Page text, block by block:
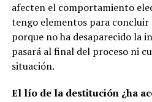
afecten el comportamiento
tengo elementos para concluir
porque no ha desaparecido la
pasará al final del proceso ni
situación.
El lío de la destitución ¿ha